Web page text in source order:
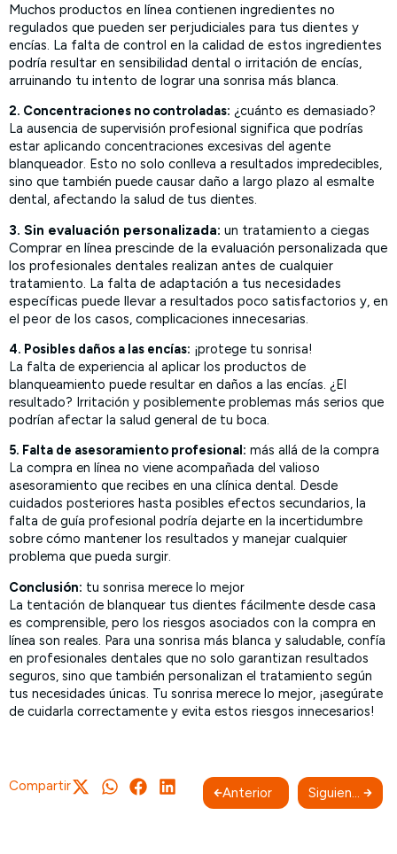
Muchos productos en línea contienen ingredientes no
regulados que pueden ser perjudiciales para tus dientes y
encías. La falta de control en la calidad de estos ingredientes
podría resultar en sensibilidad dental o irritación de encías,
arruinando tu intento de lograr una sonrisa más blanca.
2. Concentraciones no controladas: ¿cuánto es demasiado?
La ausencia de supervisión profesional significa que podrías
estar aplicando concentraciones excesivas del agente
blanqueador. Esto no solo conlleva a resultados impredecibles,
sino que también puede causar daño a largo plazo al esmalte
dental, afectando la salud de tus dientes.
3. Sin evaluación personalizada: un tratamiento a ciegas
Comprar en línea prescinde de la evaluación personalizada que
los profesionales dentales realizan antes de cualquier
tratamiento. La falta de adaptación a tus necesidades
específicas puede llevar a resultados poco satisfactorios y, en
el peor de los casos, complicaciones innecesarias.
4. Posibles daños a las encías: ¡protege tu sonrisa!
La falta de experiencia al aplicar los productos de
blanqueamiento puede resultar en daños a las encías. ¿El
resultado? Irritación y posiblemente problemas más serios que
podrían afectar la salud general de tu boca.
5. Falta de asesoramiento profesional: más allá de la compra
La compra en línea no viene acompañada del valioso
asesoramiento que recibes en una clínica dental. Desde
cuidados posteriores hasta posibles efectos secundarios, la
falta de guía profesional podría dejarte en la incertidumbre
sobre cómo mantener los resultados y manejar cualquier
problema que pueda surgir.
Conclusión: tu sonrisa merece lo mejor
La tentación de blanquear tus dientes fácilmente desde casa
es comprensible, pero los riesgos asociados con la compra en
línea son reales. Para una sonrisa más blanca y saludable, confía
en profesionales dentales que no solo garantizan resultados
seguros, sino que también personalizan el tratamiento según
tus necesidades únicas. Tu sonrisa merece lo mejor, ¡asegúrate
de cuidarla correctamente y evita estos riesgos innecesarios!
Compartir Anterior Siguiente